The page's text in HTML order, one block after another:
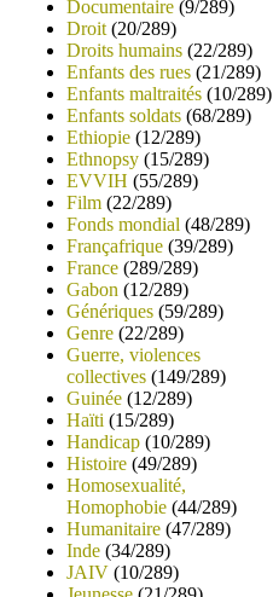
Documentaire (9/289)
Droit (20/289)
Droits humains (22/289)
Enfants des rues (21/289)
Enfants maltraités (10/289)
Enfants soldats (68/289)
Ethiopie (12/289)
Ethnopsy (15/289)
EVVIH (55/289)
Film (22/289)
Fonds mondial (48/289)
Françafrique (39/289)
France (289/289)
Gabon (12/289)
Génériques (59/289)
Genre (22/289)
Guerre, violences
collectives (149/289)
Guinée (12/289)
Haïti (15/289)
Handicap (10/289)
Histoire (49/289)
Homosexualité,
Homophobie (44/289)
Humanitaire (47/289)
Inde (34/289)
JAIV (10/289)